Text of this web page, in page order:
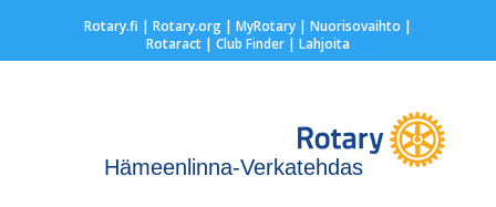
Rotary.fi | Rotary.org| MyRotary | Nuorisovaihto |
Rotaract| Club Finder| Lahjoita
Hämeenlinna-Verkatehdas